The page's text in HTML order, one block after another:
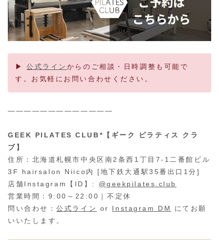
▶公式ライン からのご相談・日時調整も可能で
す。お気軽にお問い合わせください。
—————————————
GEEK PILATES CLUB*【ギーク ピラティス クラ
ブ】
住所：北海道札幌市中央区南2条西1丁目7-1二番館ビル
3F hairsalon Niico内 [地下鉄大通駅35番出口1分]
店舗Instagram【ID】: @geekpilates.club
営業時間：9:00～22:00｜不定休
問い合わせ：公式ライン or Instagram DM
にてお願
いいたします。